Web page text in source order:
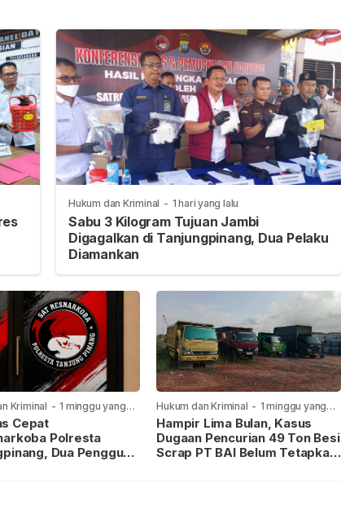
Hukum dan Kriminal - 1 hari yang lalu
Sabu 3 Kilogram Tujuan Jambi
Digagalkan di Tanjungpinang, Dua Pelaku
Diamankan
Kriminal - 1 minggu yang
Cepat
Polresta
Dua Pengguna
Hukum dan Kriminal - 1 minggu yang
lalu
Hampir Lima Bulan, Kasus
Dugaan Pencurian 49 Ton Besi
Scrap PT BAI Belum Tetapkan